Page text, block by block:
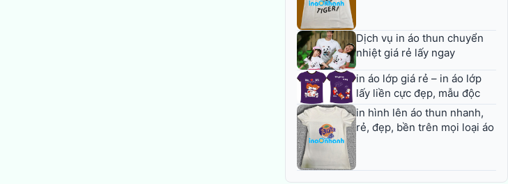
Dịch vụ in áo thun chuyển
nhiệt giá rẻ lấy ngay
in áo lớp giá rẻ – in áo lớp
lấy liền cực đẹp, mẫu độc
in hình lên áo thun nhanh,
rẻ, đẹp, bền trên mọi loại áo